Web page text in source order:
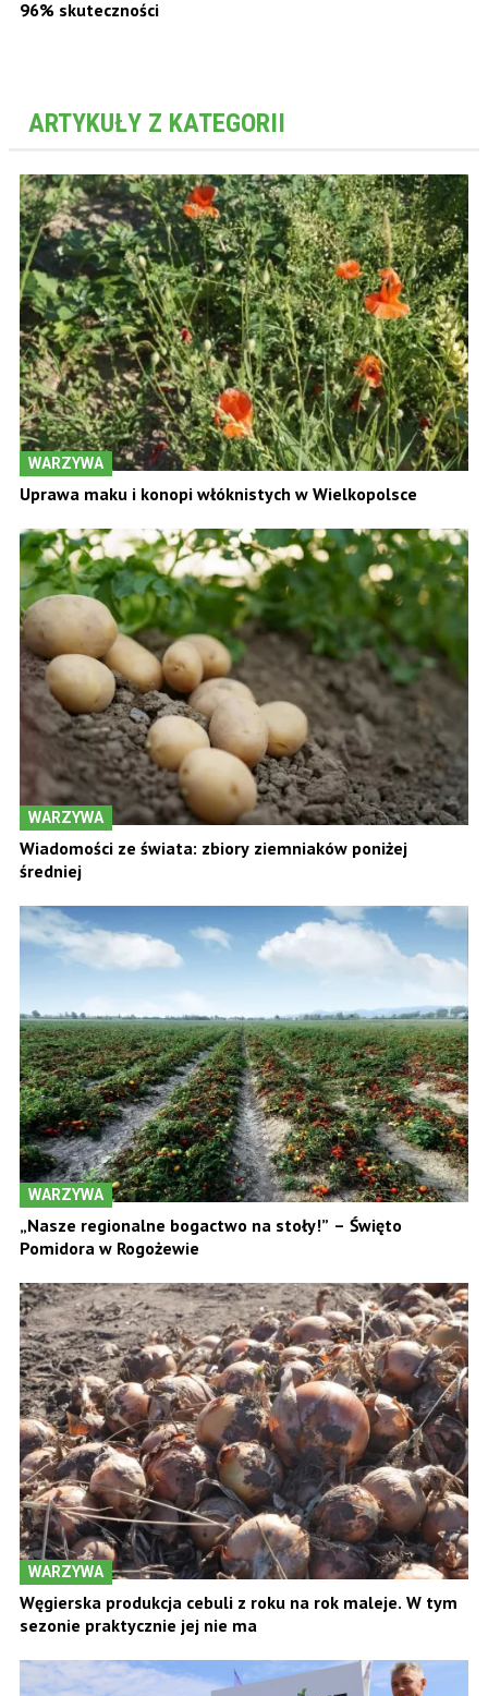
96% skuteczności
ARTYKUŁY Z KATEGORII
WARZYWA
Uprawa maku i konopi włóknistych w Wielkopolsce
WARZYWA
Wiadomości ze świata: zbiory ziemniaków poniżej
średniej
WARZYWA
„Nasze regionalne bogactwo na stoły!” – Święto
Pomidora w Rogożewie
WARZYWA
Węgierska produkcja cebuli z roku na rok maleje. W tym
sezonie praktycznie jej nie ma